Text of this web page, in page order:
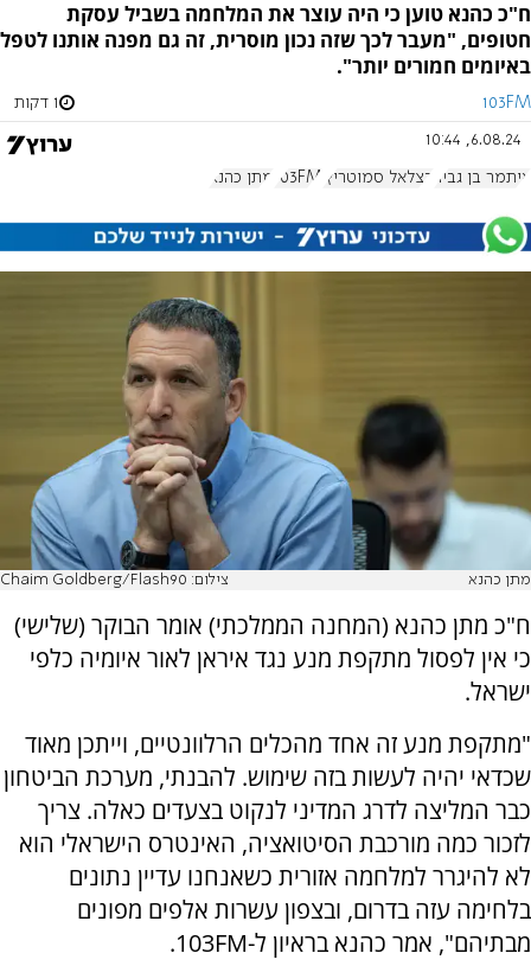
ח"כ כהנא טוען כי היה עוצר את המלחמה בשביל עסקת
חטופים, "מעבר לכך שזה נכון מוסרית, זה גם מפנה אותנו לטפל
באיומים חמורים יותר".
103FM 1 דקות
6.08.24, 10:44
איתמר בן גביר בצלאל סמוטריץ' 103FM מתן כהנא
מתן כהנא צילום: Chaim Goldberg/Flash90
ח"כ מתן כהנא (המחנה הממלכתי) אומר הבוקר (שלישי)
כי אין לפסול מתקפת מנע נגד איראן לאור איומיה כלפי
ישראל.
"מתקפת מנע זה אחד מהכלים הרלוונטיים, וייתכן מאוד
שכדאי יהיה לעשות בזה שימוש. להבנתי, מערכת הביטחון
כבר המליצה לדרג המדיני לנקוט בצעדים כאלה. צריך
לזכור כמה מורכבת הסיטואציה, האינטרס הישראלי הוא
לא להיגרר למלחמה אזורית כשאנחנו עדיין נתונים
בלחימה עזה בדרום, ובצפון עשרות אלפים מפונים
מבתיהם", אמר כהנא בראיון ל-103FM.